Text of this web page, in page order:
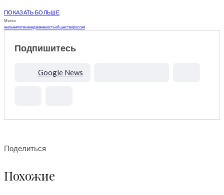
ПОКАЗАТЬ БОЛЬШЕ
Метки
жильеипотеканедвижимостьобществороссия
Подпишитесь
Google News
Поделиться
Похожие